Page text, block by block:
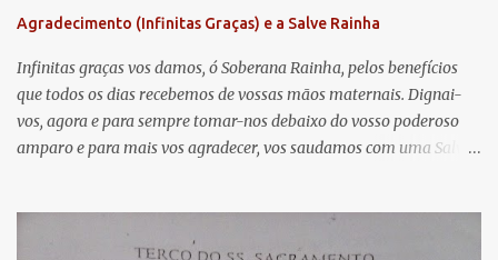
t
á
r
i
o
Agradecimento (Infinitas Graças) e a Salve Rainha
Infinitas graças vos damos, ó Soberana Rainha, pelos benefícios
que todos os dias recebemos de vossas mãos maternais. Dignai-
vos, agora e para sempre tomar-nos debaixo do vosso poderoso
amparo e para mais vos agradecer, vos saudamos com uma Salve
lágrimas. Eia, pois, Advogada nossa, estes vossos olhos